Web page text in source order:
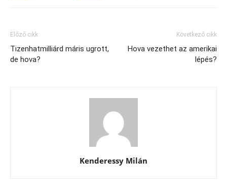
Előző cikk
Tizenhatmilliárd máris ugrott,
de hova?
Következő cikk
Hova vezethet az amerikai
lépés?
Kenderessy Milán